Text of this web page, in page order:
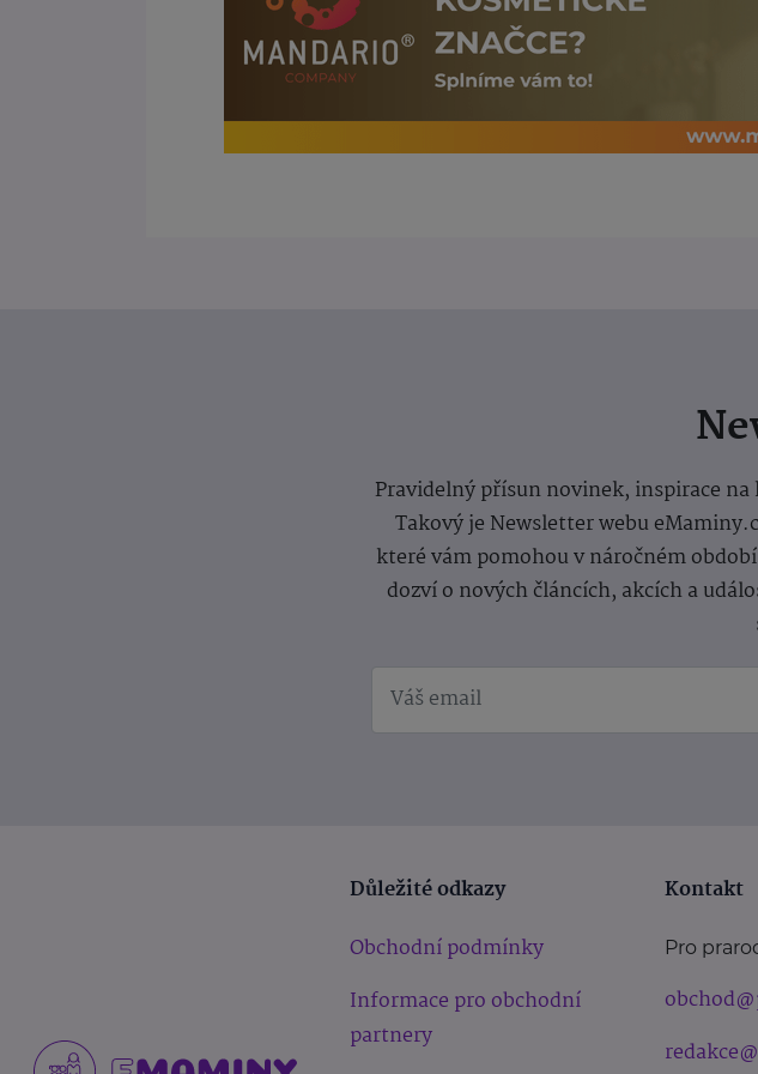
Pravidelný přísun novinek, inspirace
Takový je Newsletter webu
které vám pomohou v náročném
dozví o nových článcích, akcích a
Důležité odkazy
Obchodní podmínky
Informace pro obchodní
partnery
Kontakt
Pro